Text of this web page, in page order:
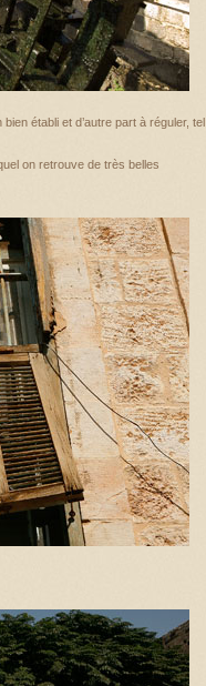
établi et d’autre part à réguler, tel
on retrouve de très belles